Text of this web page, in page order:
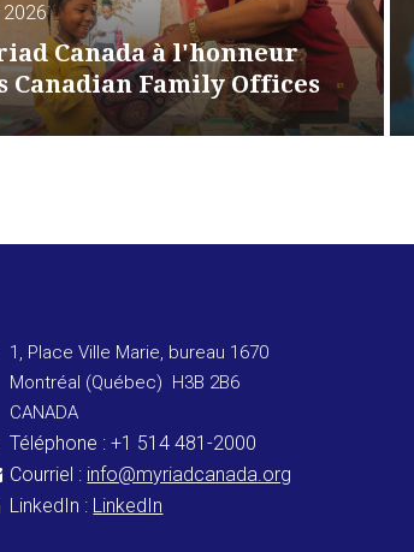
2026
Canada à l'honneur
Canadian Family Offices
1, Place Ville Marie, bureau 1670
Montréal (Québec) H3B 2B6
CANADA
Téléphone : +1 514 481-2000
Courriel : info@myriadcanada.org
LinkedIn : LinkedIn